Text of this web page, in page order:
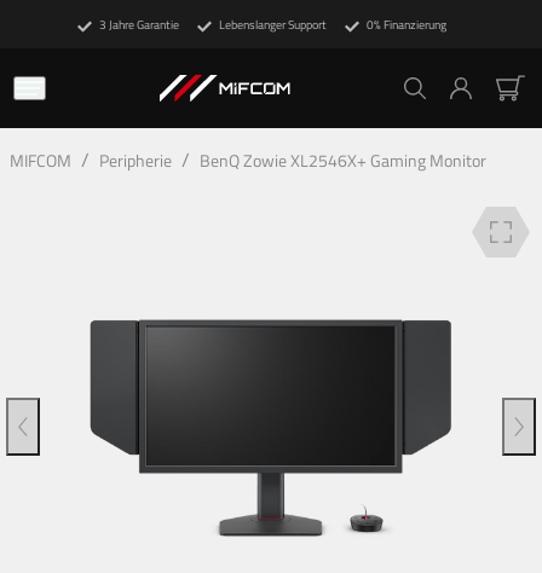
3 Jahre Garantie Lebenslanger Support 0% Finanzierung
Beschreibung Technische Details Finanzierung
MIFCOM / Peripherie / BenQ Zowie XL2546X+ Gaming Monitor